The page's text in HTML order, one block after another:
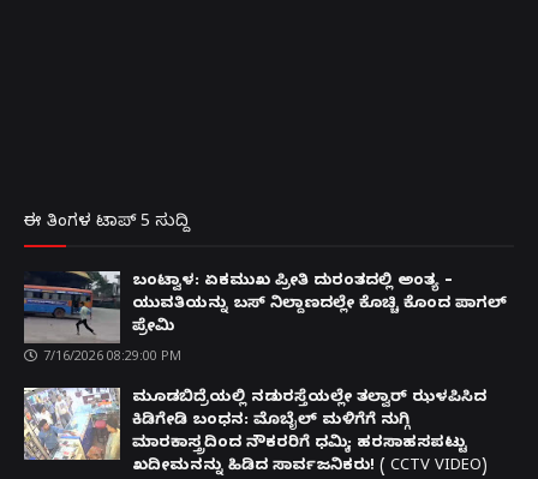
ಈ ತಿಂಗಳ ಟಾಪ್ 5 ಸುದ್ದಿ
ಬಂಟ್ವಾಳ: ಏಕಮುಖ ಪ್ರೀತಿ ದುರಂತದಲ್ಲಿ ಅಂತ್ಯ –
ಯುವತಿಯನ್ನು ಬಸ್ ನಿಲ್ದಾಣದಲ್ಲೇ ಕೊಚ್ಚಿ ಕೊಂದ ಪಾಗಲ್
ಪ್ರೇಮಿ
7/16/2026 08:29:00 PM
ಮೂಡಬಿದ್ರೆಯಲ್ಲಿ ನಡುರಸ್ತೆಯಲ್ಲೇ ತಲ್ವಾರ್ ಝಳಪಿಸಿದ
ಕಿಡಿಗೇಡಿ ಬಂಧನ: ಮೊಬೈಲ್ ಮಳಿಗೆಗೆ ನುಗ್ಗಿ
ಮಾರಕಾಸ್ತ್ರದಿಂದ ನೌಕರರಿಗೆ ಧಮ್ಕಿ; ಹರಸಾಹಸಪಟ್ಟು
ಖದೀಮನನ್ನು ಹಿಡಿದ ಸಾರ್ವಜನಿಕರು! ( CCTV VIDEO)